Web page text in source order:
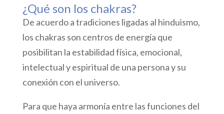
¿Qué son los chakras?
De acuerdo a tradiciones ligadas al hinduismo,
los chakras son centros de energía que
posibilitan la estabilidad física, emocional,
intelectual y espiritual de una persona y su
conexión con el universo.
Para que haya armonía entre las funciones del